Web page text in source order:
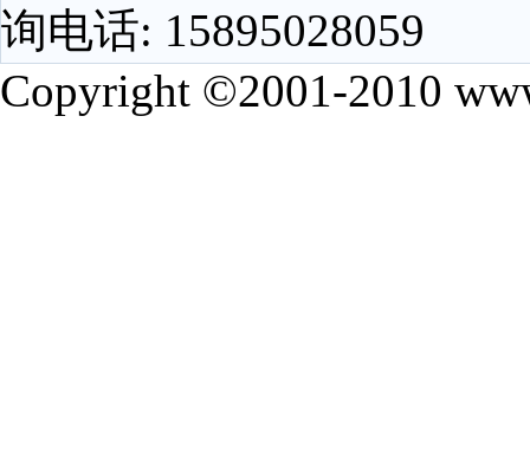
询电话: 15895028059
Copyright ©2001-2010